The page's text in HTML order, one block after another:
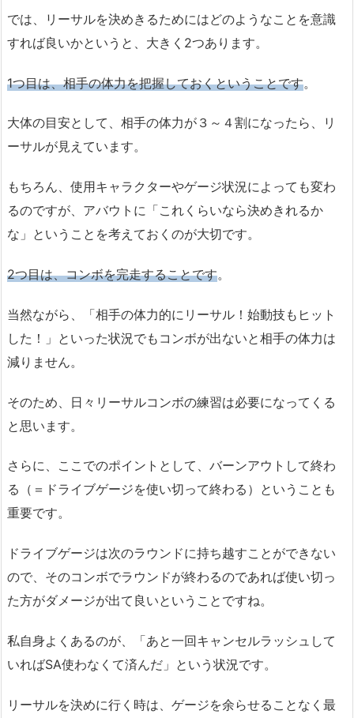
では、リーサルを決めきるためにはどのようなことを意識
すれば良いかというと、大きく2つあります。
1つ目は、相手の体力を把握しておくということです。
大体の目安として、相手の体力が３～４割になったら、リ
ーサルが見えています。
もちろん、使用キャラクターやゲージ状況によっても変わ
るのですが、アバウトに「これくらいなら決めきれるか
な」ということを考えておくのが大切です。
2つ目は、コンボを完走することです。
当然ながら、「相手の体力的にリーサル！始動技もヒット
した！」といった状況でもコンボが出ないと相手の体力は
減りません。
そのため、日々リーサルコンボの練習は必要になってくる
と思います。
さらに、ここでのポイントとして、バーンアウトして終わ
る（＝ドライブゲージを使い切って終わる）ということも
重要です。
ドライブゲージは次のラウンドに持ち越すことができない
ので、そのコンボでラウンドが終わるのであれば使い切っ
た方がダメージが出て良いということですね。
私自身よくあるのが、「あと一回キャンセルラッシュして
いればSA使わなくて済んだ」という状況です。
リーサルを決めに行く時は、ゲージを余らせることなく最